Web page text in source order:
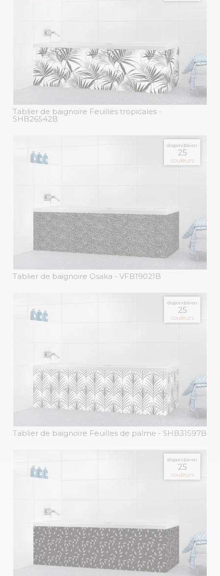
Tablier de baignoire Feuilles tropicales -
SHB26542B
disponible en
25
couleurs
Tablier de baignoire Osaka - VFB19021B
disponible en
25
couleurs
Tablier de baignoire Feuilles de palme - SHB31597B
disponible en
25
couleurs